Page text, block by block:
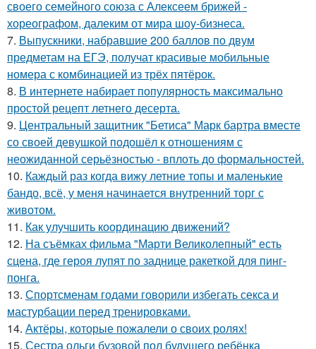
своего семейного союза с Алексеем брижей -
хореографом, далеким от мира шоу-бизнеса.
7. Выпускники, набравшие 200 баллов по двум
предметам на ЕГЭ, получат красивые мобильные
номера с комбинацией из трёх пятёрок.
8. В интернете набирает популярность максимально
простой рецепт летнего десерта.
9. Центральный защитник "Бетиса" Марк бартра вместе
со своей девушкой подошёл к отношениям с
неожиданной серьёзностью - вплоть до формальностей.
10. Каждый раз когда вижу летние топы и маленькие
бандо, всё, у меня начинается внутренний торг с
животом.
11. Как улучшить координацию движений?
12. На съёмках фильма "Марти Великолепный" есть
сцена, где героя лупят по заднице ракеткой для пинг-
понга.
13. Спортсменам годами говорили избегать секса и
мастурбации перед тренировками.
14. Актёры, которые пожалели о своих ролях!
15. Сестра ольги бузовой пол будущего ребёнка